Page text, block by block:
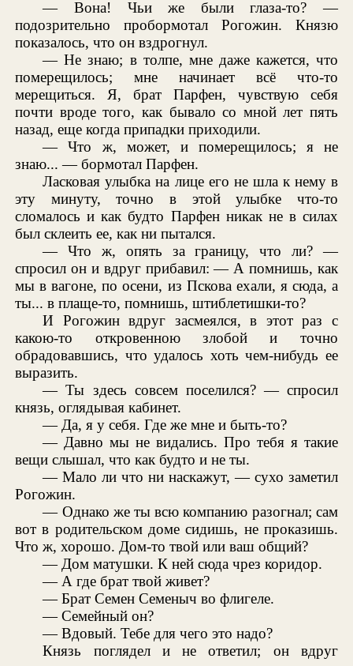
— Вона! Чьи же были глаза-то? —
подозрительно пробормотал Рогожин. Князю
показалось, что он вздрогнул.
— Не знаю; в толпе, мне даже кажется, что
померещилось; мне начинает всё что-то
мерещиться. Я, брат Парфен, чувствую себя
почти вроде того, как бывало со мной лет пять
назад, еще когда припадки приходили.
— Что ж, может, и померещилось; я не
знаю... — бормотал Парфен.
Ласковая улыбка на лице его не шла к нему в
эту минуту, точно в этой улыбке что-то
сломалось и как будто Парфен никак не в силах
был склеить ее, как ни пытался.
— Что ж, опять за границу, что ли? —
спросил он и вдруг прибавил: — А помнишь, как
мы в вагоне, по осени, из Пскова ехали, я сюда, а
ты... в плаще-то, помнишь, штиблетишки-то?
И Рогожин вдруг засмеялся, в этот раз с
какою-то откровенною злобой и точно
обрадовавшись, что удалось хоть чем-нибудь ее
выразить.
— Ты здесь совсем поселился? — спросил
князь, оглядывая кабинет.
— Да, я у себя. Где же мне и быть-то?
— Давно мы не видались. Про тебя я такие
вещи слышал, что как будто и не ты.
— Мало ли что ни наскажут, — сухо заметил
Рогожин.
— Однако же ты всю компанию разогнал; сам
вот в родительском доме сидишь, не проказишь.
Что ж, хорошо. Дом-то твой или ваш общий?
— Дом матушки. К ней сюда чрез коридор.
— А где брат твой живет?
— Брат Семен Семеныч во флигеле.
— Семейный он?
— Вдовый. Тебе для чего это надо?
Князь поглядел и не ответил; он вдруг